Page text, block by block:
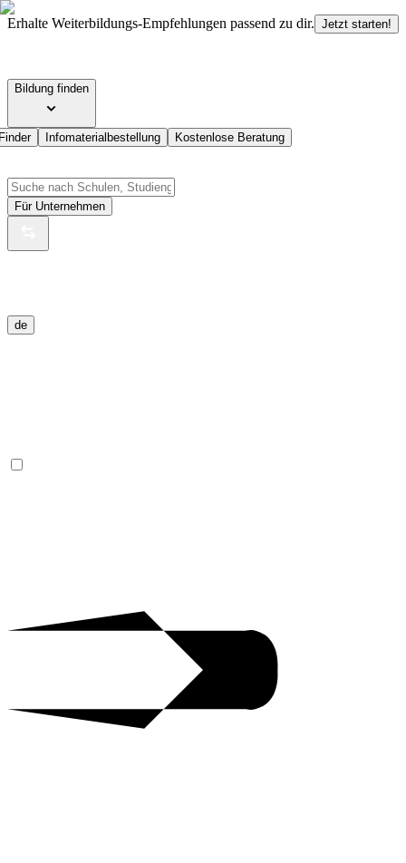
Erhalte Weiterbildungs-Empfehlungen passend zu dir. Jetzt starten!
Bildung finden
Infomaterialbestellung Kostenlose Beratung
Für Unternehmen
de